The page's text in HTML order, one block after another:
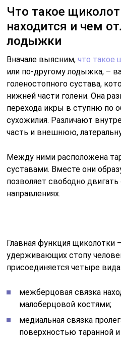
Что такое
находится и чем
лодыжки
Вначале выясним,что такое
или по-другому лодыжка, –
голеностопного сустава,
нижней части голени. Она
перехода икры в ступню по
сухожилия. Различают
часть и внешнюю,
Между ними расположена
суставами. Вместе они
позволяет свободно
направлениях.
Главная функция щиколотки
удерживающих стопу
присоединяется четыре
межберцовая связка
малоберцовой костями;
медиальная связка
поверхностью таранной